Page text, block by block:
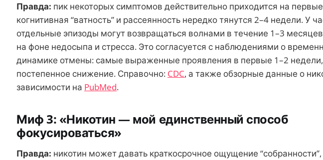
Правда: пик некоторых симптомов действительно приходится на
когнитивная “ватность” и рассеянность нередко тянутся 2–4 недели. У
отдельные эпизоды могут возвращаться волнами в течение 1–3
на фоне недосыпа и стресса. Это согласуется с наблюдениями о
динамике отмены: самые выраженные проявления в первые 1–2
постепенное снижение. Справочно: CDC, а также обзорные данные о
зависимости на PubMed.
Миф 3: «Никотин — мой единственный способ
фокусироваться»
Правда: никотин может давать краткосрочное ощущение